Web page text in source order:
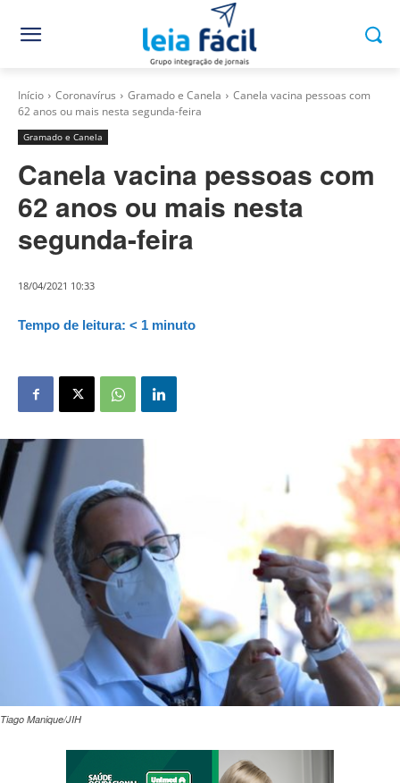
Início Coronavírus Gramado e Canela
Canela vacina pessoas com
62 anos ou mais nesta segunda-feira
Gramado e Canela
Canela vacina pessoas com
62 anos ou mais nesta
segunda-feira
18/04/2021 10:33
Tempo de leitura: < 1 minuto
Tiago Manique/JIH